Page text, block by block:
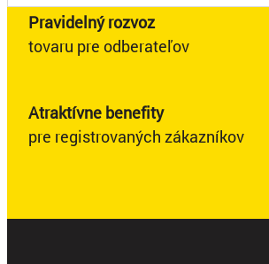
Pravidelný rozvoz
tovaru pre odberateľov
Atraktívne benefity
pre registrovaných zákazníkov